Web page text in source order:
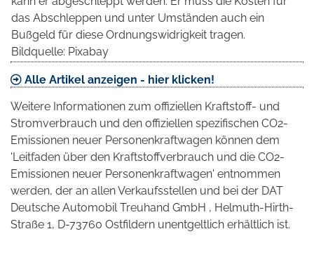
das Abschleppen und unter Umständen auch ein
Bußgeld für diese Ordnungswidrigkeit tragen.
Bildquelle: Pixabay
Alle Artikel anzeigen - hier klicken!
Weitere Informationen zum offiziellen Kraftstoff- und
Stromverbrauch und den offiziellen spezifischen CO2-
Emissionen neuer Personenkraftwagen können dem
'Leitfaden über den Kraftstoffverbrauch und die CO2-
Emissionen neuer Personenkraftwagen' entnommen
werden, der an allen Verkaufsstellen und bei der DAT
Deutsche Automobil Treuhand GmbH , Helmuth-Hirth-
Straße 1, D-73760 Ostfildern unentgeltlich erhältlich ist.